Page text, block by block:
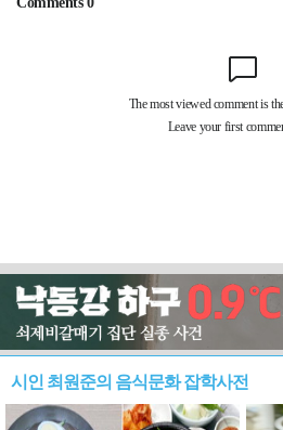
시인 최원준의 음식문화 잡학사전